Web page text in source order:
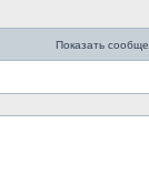
Показать